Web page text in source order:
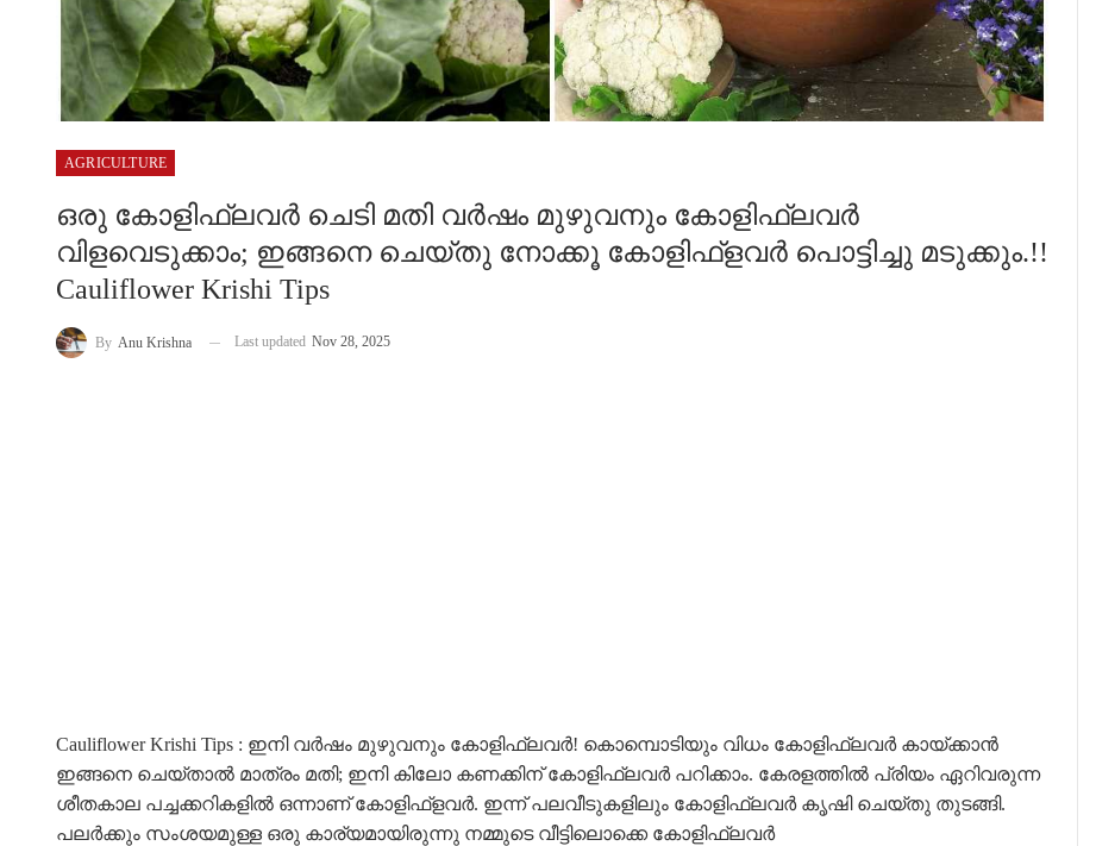
AGRICULTURE
ഒരു കോളിഫ്ലവർ ചെടി മതി വർഷം മുഴുവനും കോളിഫ്ലവർ
വിളവെടുക്കാം; ഇങ്ങനെ ചെയ്തു നോക്കൂ കോളിഫ്‌ളവർ പൊട്ടിച്ചു മടുക്കും.!!
Cauliflower Krishi Tips
By Anu Krishna Last updated Nov 28, 2025
Cauliflower Krishi Tips : ഇനി വർഷം മുഴുവനും കോളിഫ്ലവർ! കൊമ്പൊടിയും വിധം കോളിഫ്ലവർ കായ്ക്കാൻ
ഇങ്ങനെ ചെയ്താൽ മാത്രം മതി; ഇനി കിലോ കണക്കിന് കോളിഫ്ലവർ പറിക്കാം. കേരളത്തില്‍ പ്രിയം ഏറിവരുന്ന
ശീതകാല പച്ചക്കറികളില്‍ ഒന്നാണ് കോളിഫ്‌ളവര്‍. ഇന്ന് പലവീടുകളിലും കോളിഫ്ലവർ കൃഷി ചെയ്തു തുടങ്ങി.
പലർക്കും സംശയമുള്ള ഒരു കാര്യമായിരുന്നു നമ്മുടെ വീട്ടിലൊക്കെ കോളിഫ്ലവർ